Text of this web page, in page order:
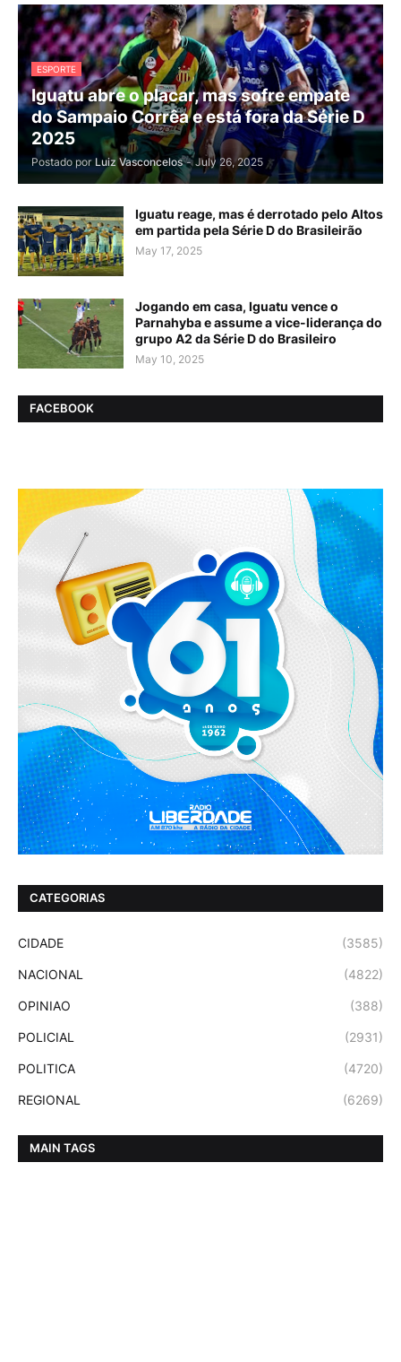
ESPORTE
Iguatu abre o placar, mas sofre empate
do Sampaio Corrêa e está fora da Série D
2025
Postado por Luiz Vasconcelos - July 26, 2025
Iguatu reage, mas é derrotado pelo Altos
em partida pela Série D do Brasileirão
May 17, 2025
Jogando em casa, Iguatu vence o
Parnahyba e assume a vice-liderança do
grupo A2 da Série D do Brasileiro
May 10, 2025
FACEBOOK
CATEGORIAS
CIDADE (3585)
NACIONAL (4822)
OPINIAO (388)
POLICIAL (2931)
POLITICA (4720)
REGIONAL (6269)
MAIN TAGS